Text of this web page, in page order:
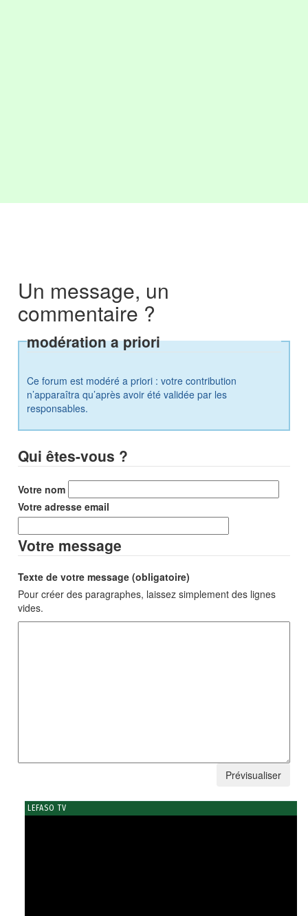
Un message, un
commentaire ?
modération a priori
Ce forum est modéré a priori : votre contribution
n’apparaîtra qu’après avoir été validée par les
responsables.
Qui êtes-vous ?
Votre nom
Votre adresse email
Votre message
Texte de votre message (obligatoire)
Pour créer des paragraphes, laissez simplement des lignes
vides.
LEFASO TV